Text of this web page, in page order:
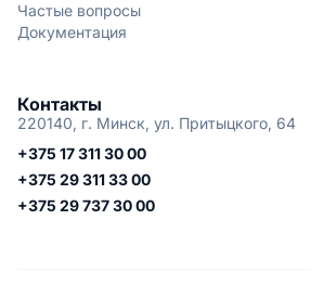
Частые вопросы
Документация
Контакты
220140, г. Минск, ул. Притыцкого, 64
+375 17 311 30 00
+375 29 311 33 00
+375 29 737 30 00